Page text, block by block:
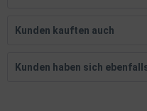
Kunden kauften auch
Kunden haben sich